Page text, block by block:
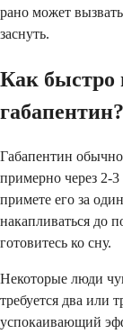
рано может
заснуть.
Как быстро
габапентин?
Габапентин
примерно через 2-3
примете его за
накапливаться до
готовитесь ко сну.
Некоторые люди
требуется два или
успокаивающий